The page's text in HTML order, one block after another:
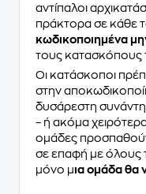
αντίπαλοι
πράκτορα σε κάθε
κωδικοποιημένα
τους κατασκόπους
Οι κατάσκοποι
στην
δυσάρεστη
– ή ακόμα
ομάδες
σε επαφή με όλους
μόνο μια ομάδα θα